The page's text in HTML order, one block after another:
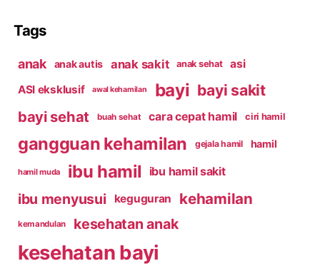
Tags
anak anak autis anak sakit anak sehat
asi
ASI eksklusif
awal kehamilan bayi bayi sakit
bayi sehat buah sehat cara cepat hamil ciri hamil
gangguan kehamilan gejala hamil hamil
hamil muda ibu hamil ibu hamil sakit
ibu menyusui keguguran kehamilan
kemandulan kesehatan anak
kesehatan bayi